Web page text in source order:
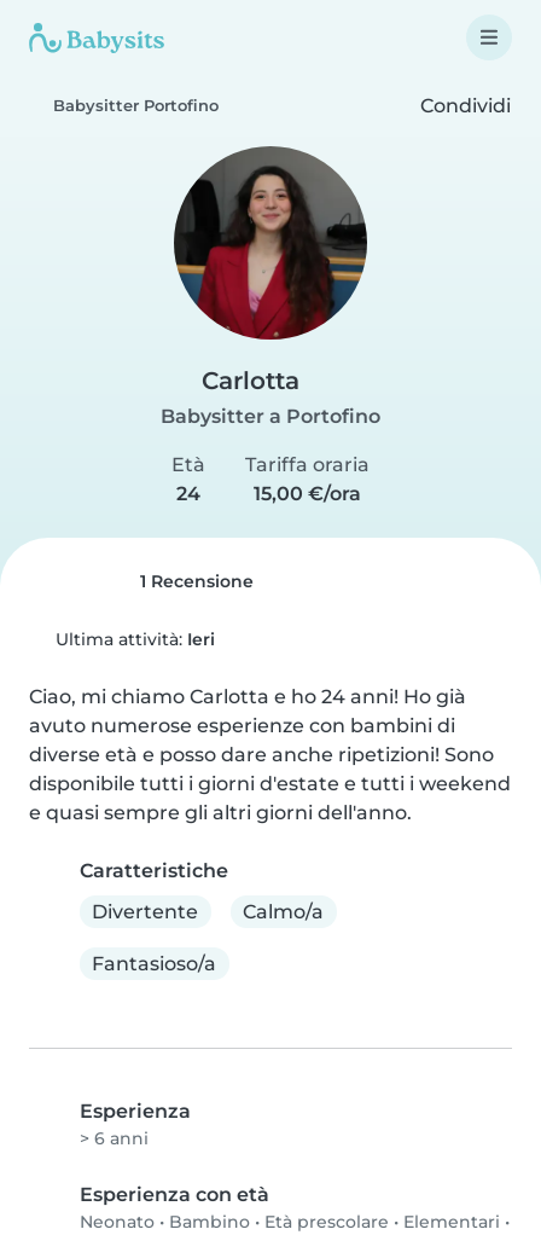
Babysitter Portofino Condividi
Carlotta
Babysitter a Portofino
Età
24
Tariffa oraria
15,00 €/ora
1 Recensione
Ultima attività: Ieri
Ciao, mi chiamo Carlotta e ho 24 anni! Ho già
avuto numerose esperienze con bambini di
diverse età e posso dare anche ripetizioni! Sono
disponibile tutti i giorni d'estate e tutti i weekend
e quasi sempre gli altri giorni dell'anno.
Caratteristiche
Divertente
Calmo/a
Fantasioso/a
Esperienza
> 6 anni
Esperienza con età
Neonato • Bambino • Età prescolare • Elementari •